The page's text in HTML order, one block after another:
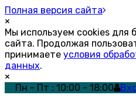
Полная версия сайта
×
Мы используем cookies для
сайта. Продолжая
принимаете условия
данных.
×
Пн - Пт : 10:00 - 18:00